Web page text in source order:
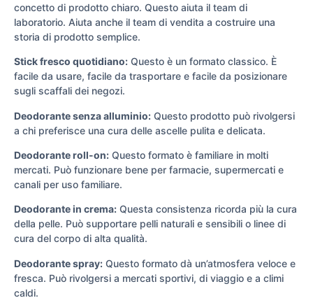
concetto di prodotto chiaro. Questo aiuta il team di
laboratorio. Aiuta anche il team di vendita a costruire una
storia di prodotto semplice.
Stick fresco quotidiano: Questo è un formato classico. È
facile da usare, facile da trasportare e facile da posizionare
sugli scaffali dei negozi.
Deodorante senza alluminio: Questo prodotto può rivolgersi
a chi preferisce una cura delle ascelle pulita e delicata.
Deodorante roll-on: Questo formato è familiare in molti
mercati. Può funzionare bene per farmacie, supermercati e
canali per uso familiare.
Deodorante in crema: Questa consistenza ricorda più la cura
della pelle. Può supportare pelli naturali e sensibili o linee di
cura del corpo di alta qualità.
Deodorante spray: Questo formato dà un’atmosfera veloce e
fresca. Può rivolgersi a mercati sportivi, di viaggio e a climi
caldi.